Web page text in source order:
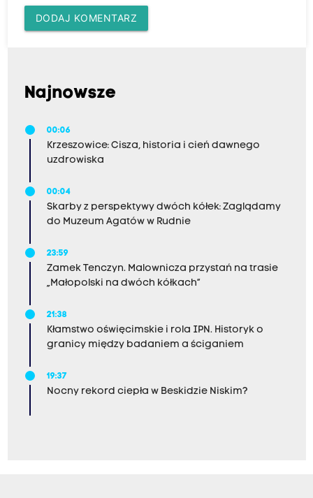
DODAJ KOMENTARZ
Najnowsze
00:06
Krzeszowice: Cisza, historia i cień dawnego
uzdrowiska
00:04
Skarby z perspektywy dwóch kółek: Zaglądamy
do Muzeum Agatów w Rudnie
23:59
Zamek Tenczyn. Malownicza przystań na trasie
„Małopolski na dwóch kółkach”
21:38
Kłamstwo oświęcimskie i rola IPN. Historyk o
granicy między badaniem a ściganiem
19:37
Nocny rekord ciepła w Beskidzie Niskim?